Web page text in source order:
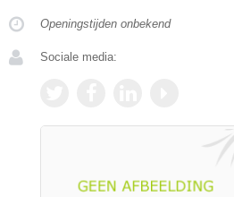
Openingstijden onbekend
Sociale media: